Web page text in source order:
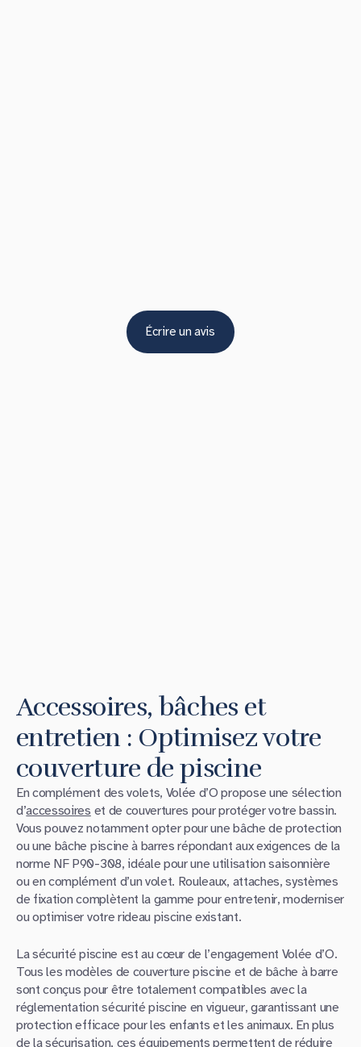
Écrire un avis
Accessoires, bâches et
entretien : Optimisez votre
couverture de piscine
En complément des volets, Volée d’O propose une sélection
d’accessoires et de couvertures pour protéger votre bassin.
Vous pouvez notamment opter pour une bâche de protection
ou une bâche piscine à barres répondant aux exigences de la
norme NF P90-308, idéale pour une utilisation saisonnière
ou en complément d’un volet. Rouleaux, attaches, systèmes
de fixation complètent la gamme pour entretenir, moderniser
ou optimiser votre rideau piscine existant.
La sécurité piscine est au cœur de l’engagement Volée d’O.
Tous les modèles de couverture piscine et de bâche à barre
sont conçus pour être totalement compatibles avec la
réglementation sécurité piscine en vigueur, garantissant une
protection efficace pour les enfants et les animaux. En plus
de la sécurisation, ces équipements permettent de réduire